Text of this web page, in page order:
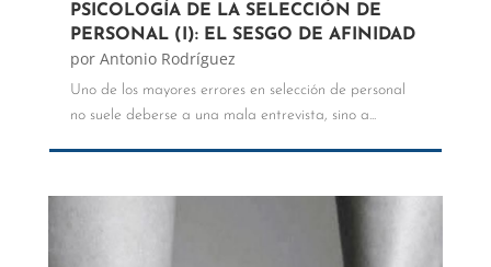
PSICOLOGÍA DE LA SELECCIÓN DE
PERSONAL (I): EL SESGO DE AFINIDAD
por Antonio Rodríguez
Uno de los mayores errores en selección de personal
no suele deberse a una mala entrevista, sino a...